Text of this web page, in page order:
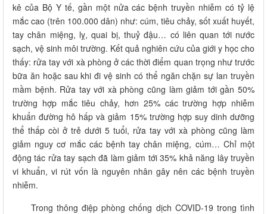
kê của Bộ Y tế, gần một nửa các bệnh truyền nhiễm có tỷ lệ
mắc cao (trên 100.000 dân) như: cúm, tiêu chảy, sốt xuất huyết,
tay chân miệng, lỵ, quai bị, thuỷ đậu… có liên quan tới nước
sạch, vệ sinh môi trường. Kết quả nghiên cứu của giới y học cho
thấy: rửa tay với xà phòng ở các thời điểm quan trọng như trước
bữa ăn hoặc sau khi đi vệ sinh có thể ngăn chặn sự lan truyền
mầm bệnh. Rửa tay với xà phòng cũng làm giảm tới gần 50%
trường hợp mắc tiêu chảy, hơn 25% các trường hợp nhiễm
khuẩn đường hô hấp và giảm 15% trường hợp suy dinh dưỡng
thể thấp còi ở trẻ dưới 5 tuổi, rửa tay với xà phòng cũng làm
giảm nguy cơ mắc các bệnh tay chân miệng, cúm… Chỉ một
động tác rửa tay sạch đã làm giảm tới 35% khả năng lây truyền
vi khuẩn, vi rút vốn là nguyên nhân gây nên các bệnh truyền
nhiễm.
Trong thông điệp phòng chống dịch COVID-19 trong tình